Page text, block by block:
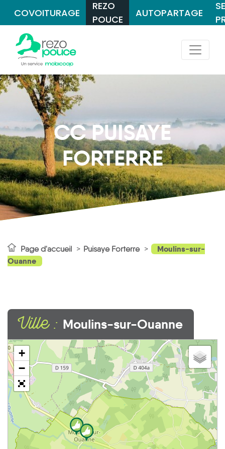
COVOITURAGE
REZO
POUCE
AUTOPARTAGE
CC PUISAYE
FORTERRE
Page d'accueil Puisaye Forterre
Moulins-sur-
Ouanne
Ville : Moulins-sur-Ouanne
+
−